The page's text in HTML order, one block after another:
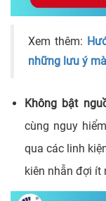
Xem thêm:
những lưu ý
Không bật
cùng nguy
qua các linh
kiên nhẫn đợi ít